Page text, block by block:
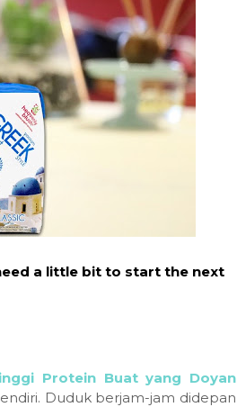
a little bit to start the next
Protein Buat yang Doyan
Duduk berjam-jam didepan